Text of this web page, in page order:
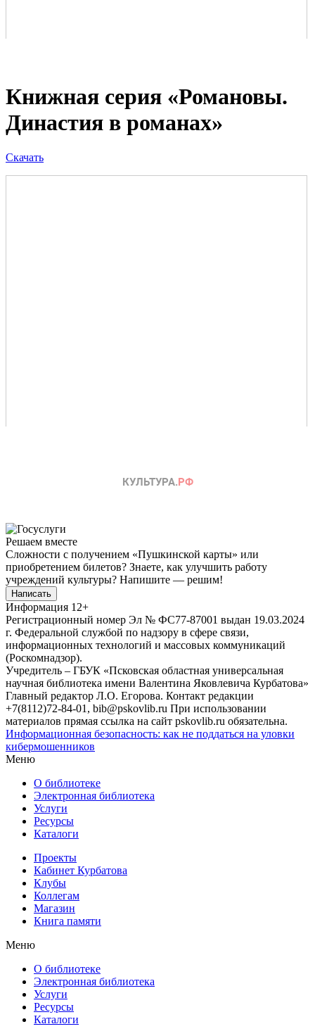
Книжная серия «Романовы.
Династия в романах»
Скачать
Решаем вместе
Сложности с получением «Пушкинской карты» или
приобретением билетов? Знаете, как улучшить работу
учреждений культуры? Напишите — решим!
Написать
Информация 12+
Регистрационный номер Эл № ФС77-87001 выдан 19.03.2024
г. Федеральной службой по надзору в сфере связи,
информационных технологий и массовых коммуникаций
(Роскомнадзор).
Учредитель – ГБУК «Псковская областная универсальная
научная библиотека имени Валентина Яковлевича Курбатова»
Главный редактор Л.О. Егорова. Контакт редакции
+7(8112)72-84-01, bib@pskovlib.ru При использовании
материалов прямая ссылка на сайт pskovlib.ru обязательна.
Информационная безопасность: как не поддаться на уловки
кибермошенников
Меню
О библиотеке
Электронная библиотека
Услуги
Ресурсы
Каталоги
Проекты
Кабинет Курбатова
Клубы
Коллегам
Магазин
Книга памяти
Меню
О библиотеке
Электронная библиотека
Услуги
Ресурсы
Каталоги